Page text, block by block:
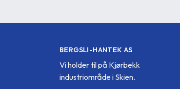
BERGSLI-HANTEK AS
Vi holder til på Kjørbekk
industriområde i Skien.